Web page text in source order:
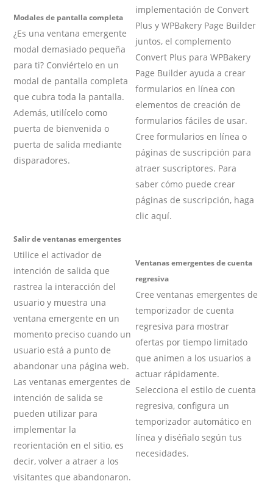
Modales de pantalla completa
¿Es una ventana emergente
modal demasiado pequeña
para ti? Conviértelo en un
modal de pantalla completa
que cubra toda la pantalla.
Además, utilícelo como
puerta de bienvenida o
puerta de salida mediante
disparadores.
implementación de Convert
Plus y WPBakery Page Builder
juntos, el complemento
Convert Plus para WPBakery
Page Builder ayuda a crear
formularios en línea con
elementos de creación de
formularios fáciles de usar.
Cree formularios en línea o
páginas de suscripción para
atraer suscriptores. Para
saber cómo puede crear
páginas de suscripción, haga
clic aquí.
Salir de ventanas emergentes
Utilice el activador de
intención de salida que
rastrea la interacción del
usuario y muestra una
ventana emergente en un
momento preciso cuando un
usuario está a punto de
abandonar una página web.
Las ventanas emergentes de
intención de salida se
pueden utilizar para
implementar la
reorientación en el sitio, es
decir, volver a atraer a los
visitantes que abandonaron.
Ventanas emergentes de cuenta
regresiva
Cree ventanas emergentes de
temporizador de cuenta
regresiva para mostrar
ofertas por tiempo limitado
que animen a los usuarios a
actuar rápidamente.
Selecciona el estilo de cuenta
regresiva, configura un
temporizador automático en
línea y diséñalo según tus
necesidades.